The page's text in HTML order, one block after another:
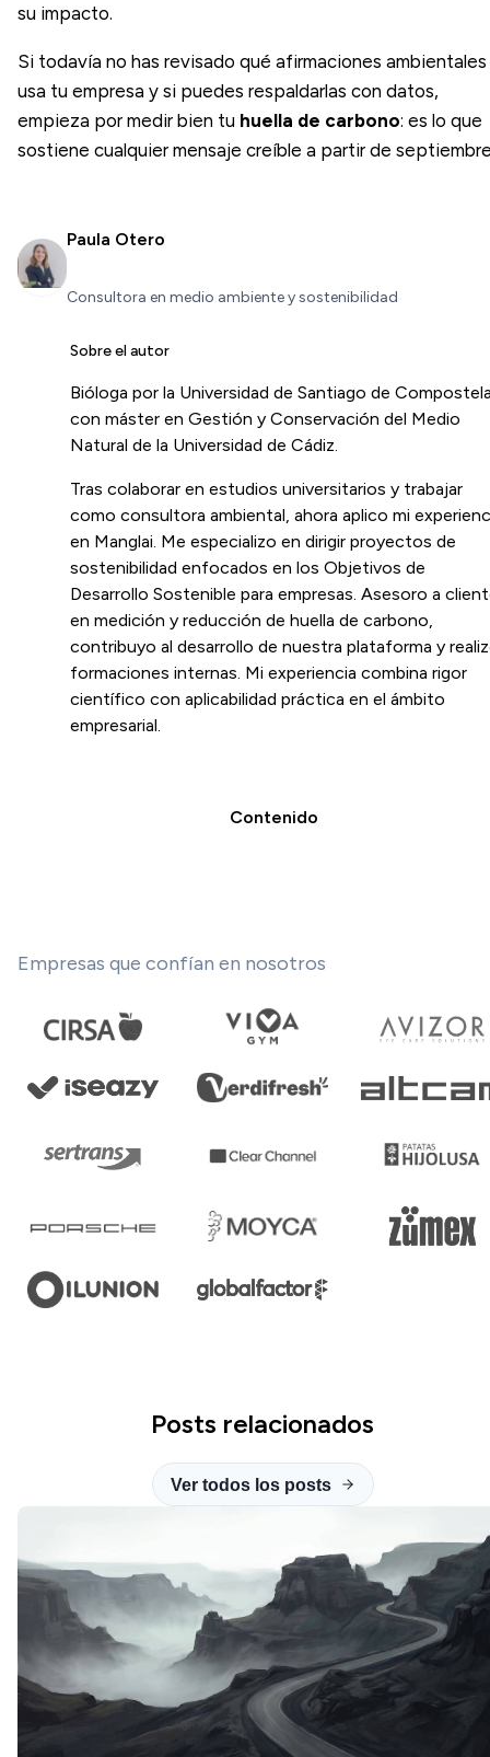
su impacto.
Si todavía no has revisado qué afirmaciones ambientales
usa tu empresa y si puedes respaldarlas con datos,
empieza por medir bien tu huella de carbono: es lo que
sostiene cualquier mensaje creíble a partir de
Paula Otero
Consultora en medio ambiente y sostenibilidad
Sobre el autor
Bióloga por la Universidad de Santiago de
con máster en Gestión y Conservación del Medio
Natural de la Universidad de Cádiz.
Tras colaborar en estudios universitarios y trabajar
como consultora ambiental, ahora aplico mi
en Manglai. Me especializo en dirigir proyectos de
sostenibilidad enfocados en los Objetivos de
Desarrollo Sostenible para empresas. Asesoro a
en medición y reducción de huella de carbono,
contribuyo al desarrollo de nuestra plataforma y
formaciones internas. Mi experiencia combina rigor
científico con aplicabilidad práctica en el ámbito
empresarial.
Contenido
Empresas que confían en nosotros
Posts relacionados
Ver todos los posts